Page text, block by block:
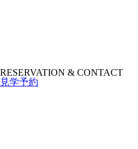
RESERVATION & CONTACT
見学予約